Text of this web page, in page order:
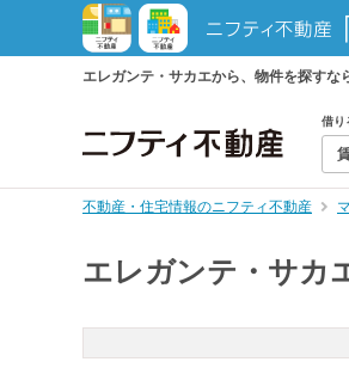
エレガンテ・サカエから、物件を探すな
借り
不動産・住宅情報のニフティ不動産
エレガンテ・サカ